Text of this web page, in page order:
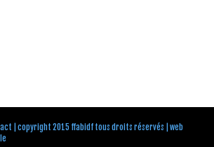
| copyright 2015 ffabidf tous droits réservés | web